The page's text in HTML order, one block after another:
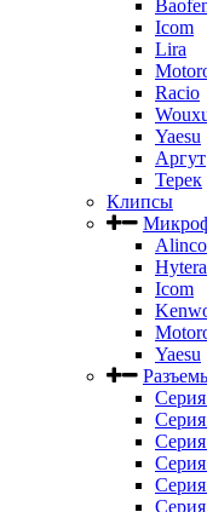
Icom
Lira
Racio
Yaesu
Аргут
Терек
Клипсы
Alinco
Hytera
Icom
Yaesu